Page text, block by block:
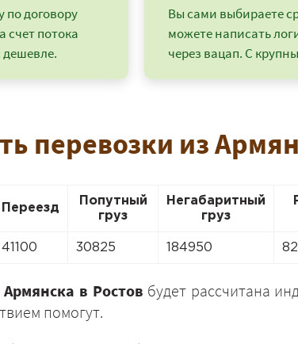
по договору
счет потока
дешевле.
Вы сами выбираете
можете написать
через вацап. С
перевозки из
Переезд
Попутный
груз
Негабаритный
груз
41100 30825 184950
Армянска в Ростов будет рассчитана
помогут.
+7 (499) 520-05-23